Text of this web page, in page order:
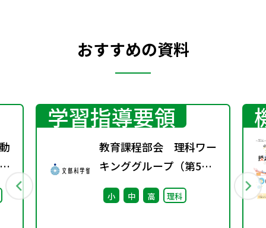
おすすめの資料
学習指導要領
教育課程部会 理科ワー
キンググループ（第5
回） 配付資料
小 中 高 理科